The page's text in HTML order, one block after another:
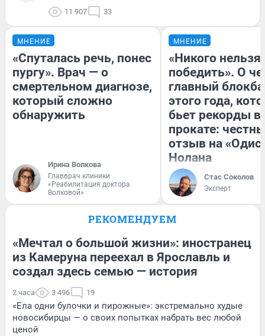
11 907 33
МНЕНИЕ
«Спуталась речь, понес
пургу». Врач — о
смертельном диагнозе,
который сложно
обнаружить
Ирина Волкова
Главврач клиники
«Реабилитация доктора
Волковой»
МНЕНИЕ
«Никого нельзя
победить». О
главный
этого года,
бьет рекорды в
прокате:
отзыв на
Нолана
Стас Соколов
Эксперт
РЕКОМЕНДУЕМ
«Мечтал о большой жизни»: иностранец
из Камеруна переехал в Ярославль и
создал здесь семью — история
2 часа 3 496 19
«Ела одни булочки и пирожные»: экстремально худые
новосибирцы — о своих попытках набрать вес любой
ценой